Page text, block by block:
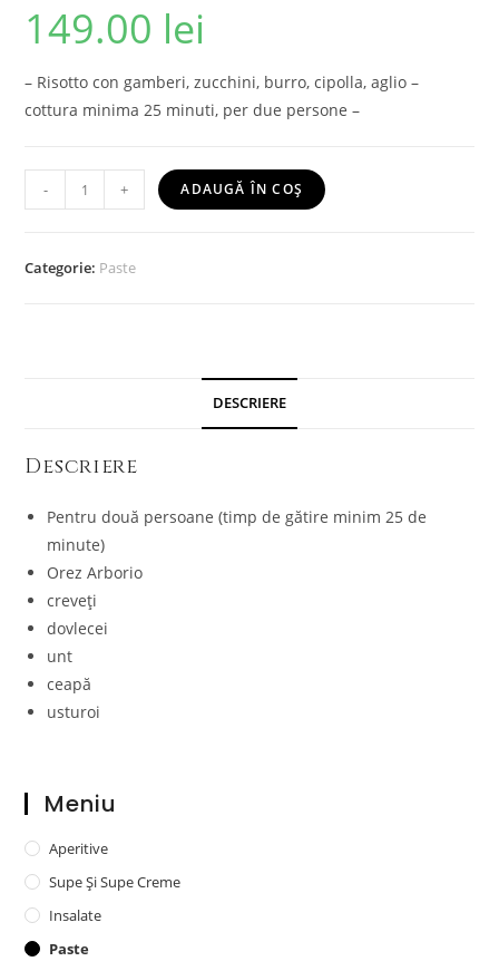
149.00 lei
– Risotto con gamberi, zucchini, burro, cipolla, aglio –
cottura minima 25 minuti, per due persone –
- + ADAUGĂ ÎN COȘ
Categorie: Paste
DESCRIERE
Descriere
Pentru două persoane (timp de gătire minim 25 de
minute)
Orez Arborio
creveți
dovlecei
unt
ceapă
usturoi
Meniu
Aperitive
Supe Și Supe Creme
Insalate
Paste